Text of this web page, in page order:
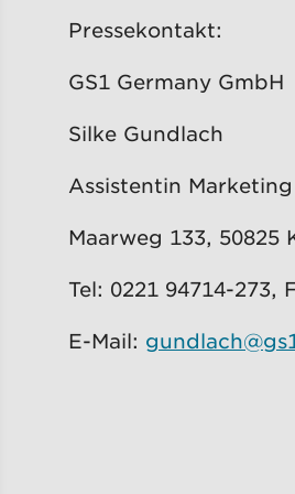
Pressekontakt:
GS1 Germany GmbH
Silke Gundlach
Assistentin
Maarweg 133, 50825
Tel: 0221 94714-273,
E-Mail: